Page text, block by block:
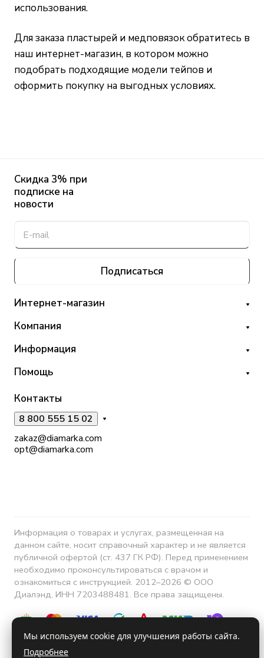
использования.
Для заказа пластырей и медповязок обратитесь в
наш интернет-магазин, в котором можно
подобрать подходящие модели тейпов и
оформить покупку на выгодных условиях.
Скидка 3% при
подписке на
новости
Подписаться
Интернет-магазин
Компания
Информация
Помощь
Контакты
8 800 555 15 02
zakaz@diamarka.com
opt@diamarka.com
Информация о товарах и услугах, размещенная на
данном сайте, носит справочный характер и не является
публичной офертой (ст. 437 ГК РФ). Перед применением
необходимо проконсультироваться с врачом и
ознакомиться с инструкцией. 2012–2026 © ООО
Диалэнд, ИНН 7203488481. Все права защищены.
Мы используем cookie для улучшения работы сайта.
Подробнее